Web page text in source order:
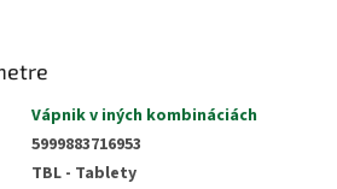
Vápnik v iných kombináciách
5999883716953
TBL - Tablety